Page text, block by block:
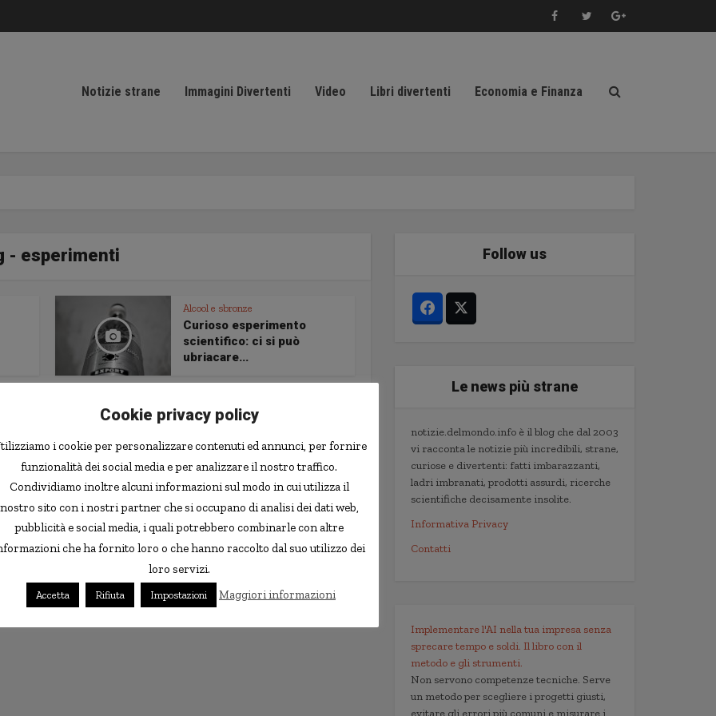
Notizie strane Immagini Divertenti Video Libri divertenti Economia e Finanza
- esperimenti
Alcool e sbronze
Curioso esperimento
scientifico: ci si può
ubriacare...
Follow us
Le news più strane
notizie.delmondo.info è il blog che dal 2003
vi racconta le notizie più incredibili, strane,
curiose e divertenti: fatti imbarazzanti,
ladri imbranati, prodotti assurdi, ricerche
scientifiche decisamente insolite.
Informativa Privacy
Contatti
Implementare l'AI nella tua impresa senza
sprecare tempo e soldi. Il libro con il
metodo e gli strumenti.
Non servono competenze tecniche. Serve
un metodo per scegliere i progetti giusti,
evitare gli errori più comuni e misurare i
Cookie privacy policy
i cookie per personalizzare contenuti ed annunci, per fornire
funzionalità dei social media e per analizzare il nostro traffico.
Condividiamo inoltre alcuni informazioni sul modo in cui utilizza il
nostro sito con i nostri partner che si occupano di analisi dei dati web,
pubblicità e social media, i quali potrebbero combinarle con altre
che ha fornito loro o che hanno raccolto dal suo utilizzo dei
loro servizi.
Accetta Rifiuta Impostazioni Maggiori informazioni